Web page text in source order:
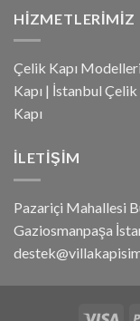
HIZMETLERIMIZ
Çelik Kapı Modelleri
Kapı | İstanbul Çelik
Kapı
İLETIŞIM
Pazariçi Mahallesi
Gaziosmanpaşa